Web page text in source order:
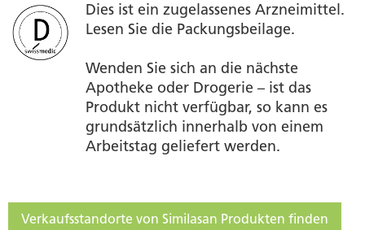
Dies ist ein zugelassenes Arzneimittel.
Lesen Sie die Packungsbeilage.
Wenden Sie sich an die nächste
Apotheke oder Drogerie – ist das
Produkt nicht verfügbar, so kann es
grundsätzlich innerhalb von einem
Arbeitstag geliefert werden.
Verkaufsstandorte von Similasan Produkten finden